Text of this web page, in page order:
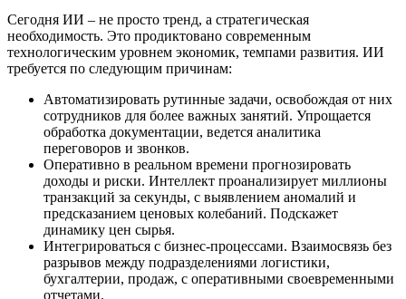
Сегодня ИИ – не просто тренд, а стратегическая
необходимость. Это продиктовано современным
технологическим уровнем экономик, темпами развития. ИИ
требуется по следующим причинам:
Автоматизировать рутинные задачи, освобождая от них
сотрудников для более важных занятий. Упрощается
обработка документации, ведется аналитика
переговоров и звонков.
Оперативно в реальном времени прогнозировать
доходы и риски. Интеллект проанализирует миллионы
транзакций за секунды, с выявлением аномалий и
предсказанием ценовых колебаний. Подскажет
динамику цен сырья.
Интегрироваться с бизнес-процессами. Взаимосвязь без
разрывов между подразделениями логистики,
бухгалтерии, продаж, с оперативными своевременными
отчетами.